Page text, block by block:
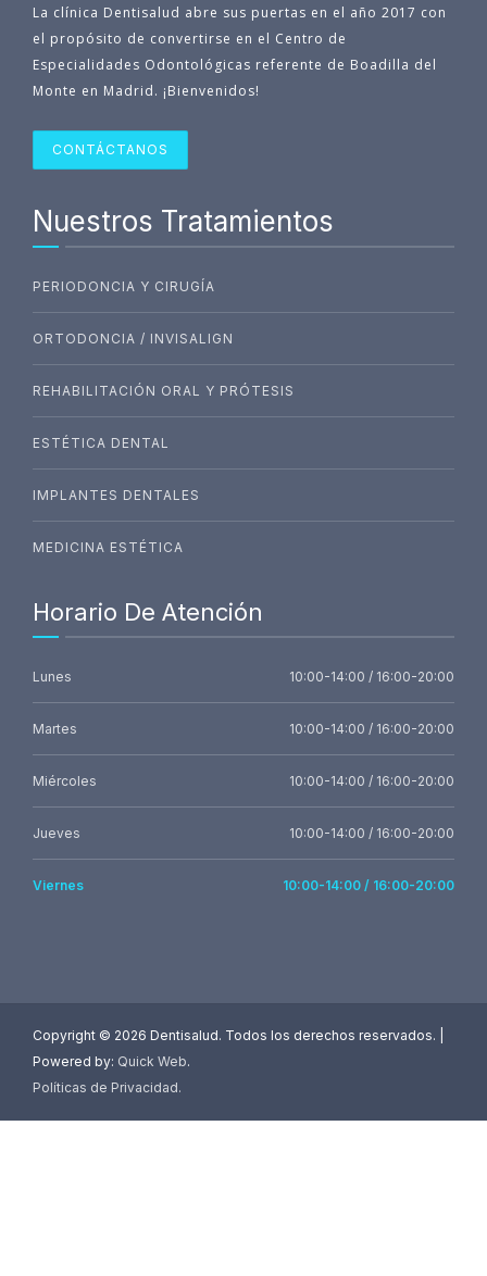
La clínica Dentisalud abre sus puertas en el año 2017 con
el propósito de convertirse en el Centro de
Especialidades Odontológicas referente de Boadilla del
Monte en Madrid. ¡Bienvenidos!
CONTÁCTANOS
Nuestros Tratamientos
PERIODONCIA Y CIRUGÍA
ORTODONCIA / INVISALIGN
REHABILITACIÓN ORAL Y PRÓTESIS
ESTÉTICA DENTAL
IMPLANTES DENTALES
MEDICINA ESTÉTICA
Horario De Atención
Lunes 10:00-14:00 / 16:00-20:00
Martes 10:00-14:00 / 16:00-20:00
Miércoles 10:00-14:00 / 16:00-20:00
Jueves 10:00-14:00 / 16:00-20:00
Viernes 10:00-14:00 / 16:00-20:00
Copyright © 2026 Dentisalud. Todos los derechos reservados. |
Powered by: Quick Web.
Políticas de Privacidad.